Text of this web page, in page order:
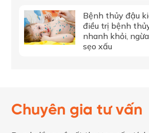
Bệnh thủy đậu
điều trị bệnh
nhanh khỏi,
sẹo xấu
Chuyên gia tư vấn